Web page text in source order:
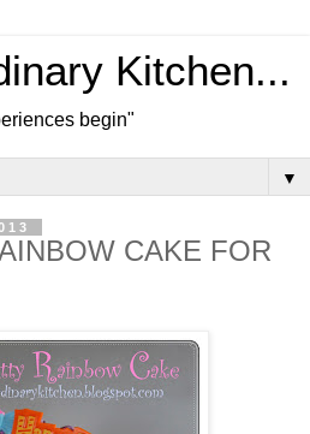
Kitchen...
begin"
▼
CAKE FOR